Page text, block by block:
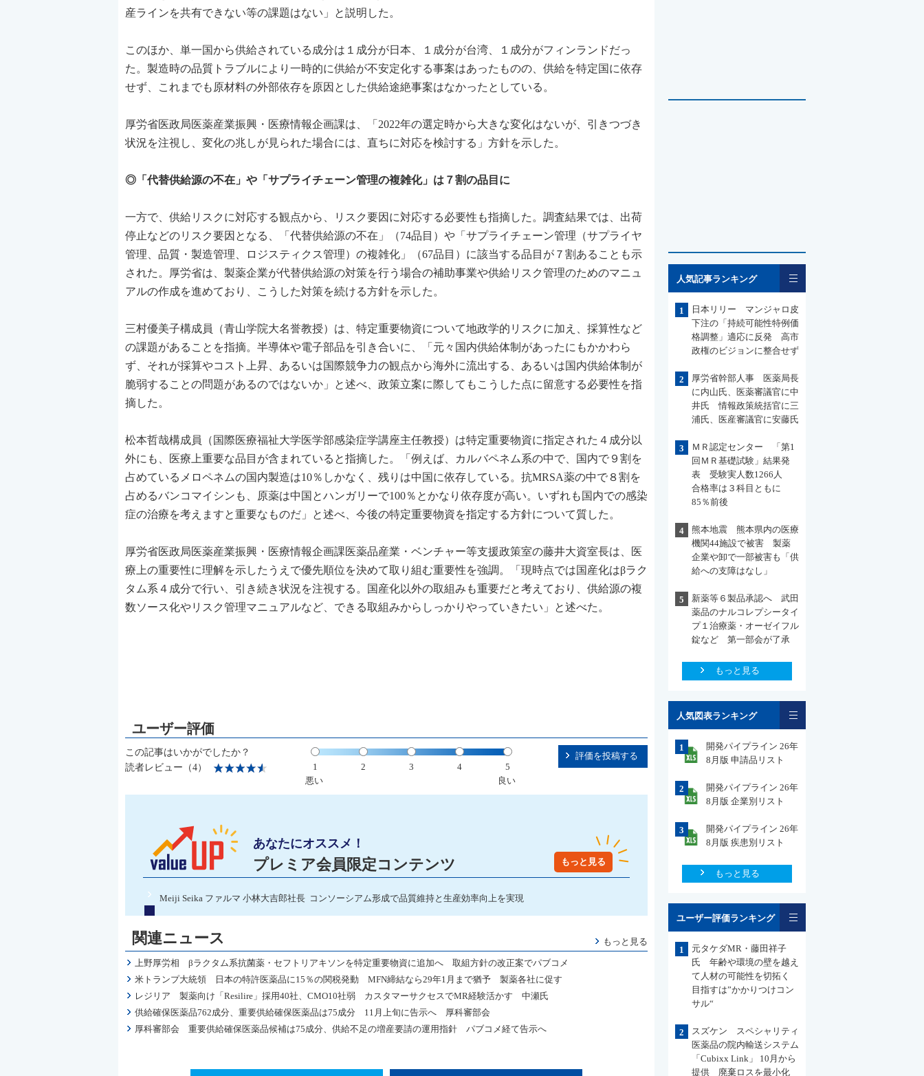
産ラインを共有できない等の課題はない」と説明した。
このほか、単一国から供給されている成分は１成分が日本、１成分が台湾、１成分がフィンランドだっ
た。製造時の品質トラブルにより一時的に供給が不安定化する事案はあったものの、供給を特定国に依存
せず、これまでも原材料の外部依存を原因とした供給途絶事案はなかったとしている。
厚労省医政局医薬産業振興・医療情報企画課は、「2022年の選定時から大きな変化はないが、引きつづき
状況を注視し、変化の兆しが見られた場合には、直ちに対応を検討する」方針を示した。
◎「代替供給源の不在」や「サプライチェーン管理の複雑化」は７割の品目に
一方で、供給リスクに対応する観点から、リスク要因に対応する必要性も指摘した。調査結果では、出荷
停止などのリスク要因となる、「代替供給源の不在」（74品目）や「サプライチェーン管理（サプライヤ
管理、品質・製造管理、ロジスティクス管理）の複雑化」（67品目）に該当する品目が７割あることも示
された。厚労省は、製薬企業が代替供給源の対策を行う場合の補助事業や供給リスク管理のためのマニュ
アルの作成を進めており、こうした対策を続ける方針を示した。
三村優美子構成員（青山学院大名誉教授）は、特定重要物資について地政学的リスクに加え、採算性など
の課題があることを指摘。半導体や電子部品を引き合いに、「元々国内供給体制があったにもかかわら
ず、それが採算やコスト上昇、あるいは国際競争力の観点から海外に流出する、あるいは国内供給体制が
脆弱することの問題があるのではないか」と述べ、政策立案に際してもこうした点に留意する必要性を指
摘した。
松本哲哉構成員（国際医療福祉大学医学部感染症学講座主任教授）は特定重要物資に指定された４成分以
外にも、医療上重要な品目が含まれていると指摘した。「例えば、カルバペネム系の中で、国内で９割を
占めているメロペネムの国内製造は10％しかなく、残りは中国に依存している。抗MRSA薬の中で８割を
占めるバンコマイシンも、原薬は中国とハンガリーで100％とかなり依存度が高い。いずれも国内での感染
症の治療を考えますと重要なものだ」と述べ、今後の特定重要物資を指定する方針について質した。
厚労省医政局医薬産業振興・医療情報企画課医薬品産業・ベンチャー等支援政策室の藤井大資室長は、医
療上の重要性に理解を示したうえで優先順位を決めて取り組む重要性を強調。「現時点では国産化はβラク
タム系４成分で行い、引き続き状況を注視する。国産化以外の取組みも重要だと考えており、供給源の複
数ソース化やリスク管理マニュアルなど、できる取組みからしっかりやっていきたい」と述べた。
この記事はいかがでしたか？
読者レビュー（4）
1 2 3 4
5
悪い
良い
評価を投稿する
あなたにオススメ！
プレミア会員限定コンテンツ もっと見る
Meiji Seika ファルマ 小林大吉郎社長 コンソーシアム形成で品質維持と生産効率向上を実現
関連ニュース もっと見る
上野厚労相 βラクタム系抗菌薬・セフトリアキソンを特定重要物資に追加へ 取組方針の改正案でパブコメ
米トランプ大統領 日本の特許医薬品に15％の関税発動 MFN締結なら29年1月まで猶予 製薬各社に促す
レジリア 製薬向け「Resilire」採用40社、CMO10社弱 カスタマーサクセスでMR経験活かす 中瀬氏
供給確保医薬品762成分、重要供給確保医薬品は75成分 11月上旬に告示へ 厚科審部会
厚科審部会 重要供給確保医薬品候補は75成分、供給不足の増産要請の運用指針 パブコメ経て告示へ
人気記事ランキング
1
日本リリー マンジャロ皮
下注の「持続可能性特例価
格調整」適応に反発 高市
政権のビジョンに整合せず
2
厚労省幹部人事 医薬局長
に内山氏、医薬審議官に中
井氏 情報政策統括官に三
浦氏、医産審議官に安藤氏
3
ＭＲ認定センター 「第1
回ＭＲ基礎試験」結果発
表 受験実人数1266人
合格率は３科目ともに
85％前後
4
熊本地震 熊本県内の医療
機関44施設で被害 製薬
企業や卸で一部被害も「供
給への支障はなし」
5
新薬等６製品承認へ 武田
薬品のナルコレプシータイ
プ１治療薬・オーゼイフル
錠など 第一部会が了承
もっと見る
人気図表ランキング
1
開発パイプライン 26年
8月版 申請品リスト
2
開発パイプライン 26年
8月版 企業別リスト
3
開発パイプライン 26年
8月版 疾患別リスト
もっと見る
ユーザー評価ランキング
1
元タケダMR・藤田祥子
氏 年齢や環境の壁を越え
て人材の可能性を切拓く
目指すは”かかりつけコン
サル“
2
スズケン スペシャリティ
医薬品の院内輸送システム
「Cubixx Link」 10月から
提供 廃棄ロスを最小化